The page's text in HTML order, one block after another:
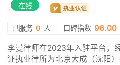
在线
已服务 0 人 口碑指数 96.00
李曼律师在2023年入驻平台，
证执业律所为北京大成（沈阳